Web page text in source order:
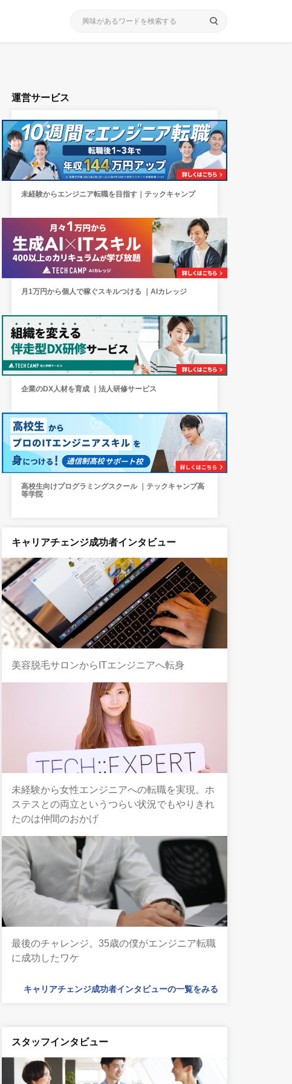
search
運営サービス
未経験からエンジニア転職を目指す｜テックキャンプ
月1万円から個人で稼ぐスキルつける ｜AIカレッジ
企業のDX人材を育成 ｜法人研修サービス
高校生向けプログラミングスクール ｜テックキャンプ高
等学院
キャリアチェンジ成功者インタビュー
美容脱毛サロンからITエンジニアへ転身
未経験から女性エンジニアへの転職を実現。ホ
ステスとの両立というつらい状況でもやりきれ
たのは仲間のおかげ
最後のチャレンジ。35歳の僕がエンジニア転職
に成功したワケ
キャリアチェンジ成功者インタビューの一覧をみる
スタッフインタビュー